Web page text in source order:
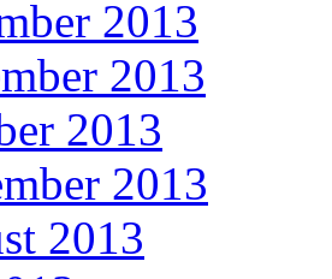
2013
2013
2013
2013
2013